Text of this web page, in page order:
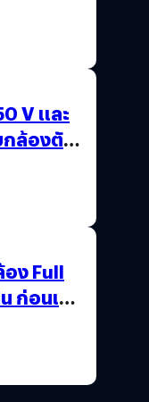
V และ
กล้องตัว
ง Full
ก่อนเปิด